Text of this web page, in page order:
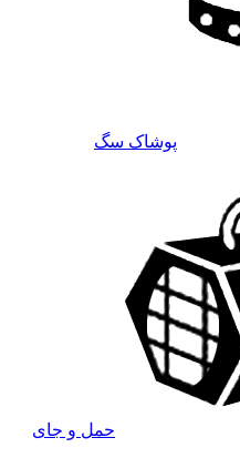
پوشاک سگ
حمل و جای